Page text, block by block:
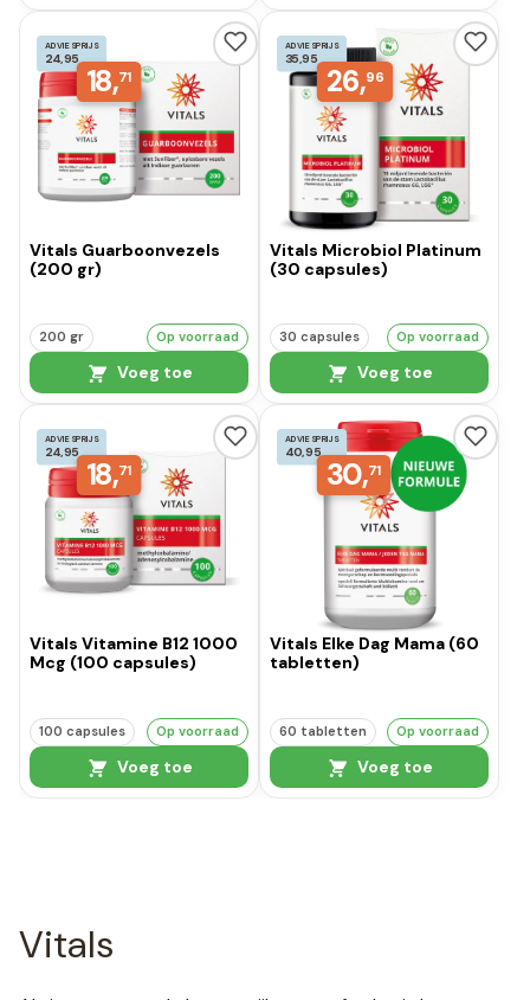
ADVIESPRIJS
24,95
18,71
Vitals Guarboonvezels
(200 gr)
200 gr Op voorraad
Voeg toe
ADVIESPRIJS
35,95
26,96
Vitals Microbiol Platinum
(30 capsules)
30 capsules Op voorraad
Voeg toe
ADVIESPRIJS
24,95
18,71
Vitals Vitamine B12 1000
Mcg (100 capsules)
100 capsules Op voorraad
Voeg toe
ADVIESPRIJS
40,95
30,71
Vitals Elke Dag Mama (60
tabletten)
60 tabletten Op voorraad
Voeg toe
Vitals